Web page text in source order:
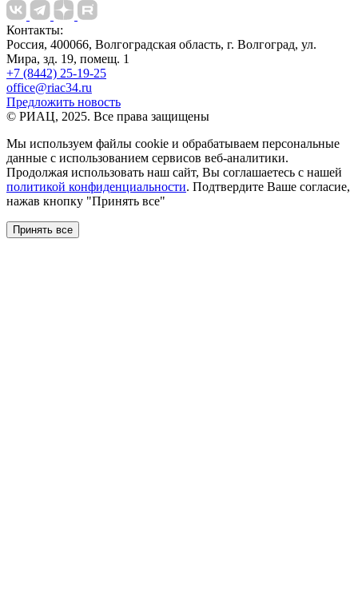
Контакты:
Россия, 400066, Волгоградская область, г. Волгоград, ул.
Мира, зд. 19, помещ. 1
+7 (8442) 25-19-25
office@riac34.ru
Предложить новость
© РИАЦ, 2025. Все права защищены
Мы используем файлы сookie и обрабатываем персональные
данные с использованием сервисов веб-аналитики.
Продолжая использовать наш сайт, Вы соглашаетесь с нашей
политикой конфиденциальности. Подтвердите Ваше согласие,
нажав кнопку "Принять все"
Принять все